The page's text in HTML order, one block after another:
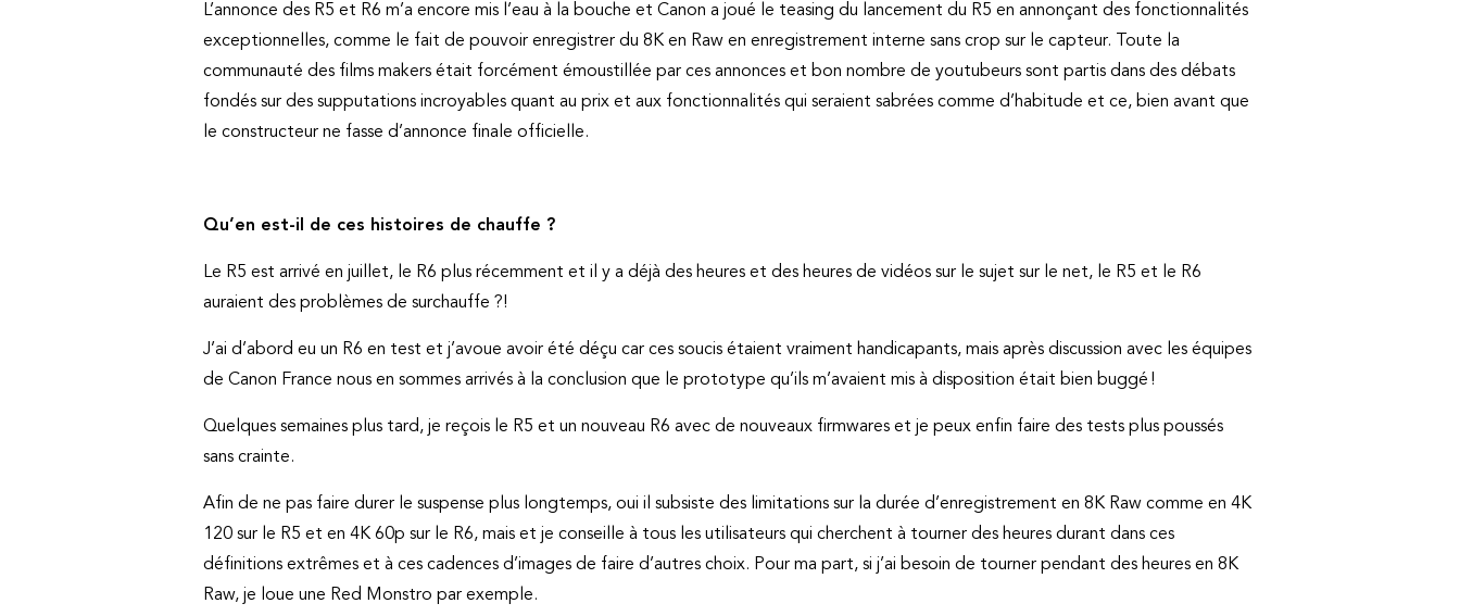
L’annonce des R5 et R6 m’a encore mis l’eau à la bouche et Canon a joué le teasing du lancement du R5 en annonçant des fonctionnalités
exceptionnelles, comme le fait de pouvoir enregistrer du 8K en Raw en enregistrement interne sans crop sur le capteur. Toute la
communauté des films makers était forcément émoustillée par ces annonces et bon nombre de youtubeurs sont partis dans des débats
fondés sur des supputations incroyables quant au prix et aux fonctionnalités qui seraient sabrées comme d’habitude et ce, bien avant que
le constructeur ne fasse d’annonce finale officielle.
Qu’en est-il de ces histoires de chauffe ?
Le R5 est arrivé en juillet, le R6 plus récemment et il y a déjà des heures et des heures de vidéos sur le sujet sur le net, le R5 et le R6
auraient des problèmes de surchauffe ?!
J’ai d’abord eu un R6 en test et j’avoue avoir été déçu car ces soucis étaient vraiment handicapants, mais après discussion avec les équipes
de Canon France nous en sommes arrivés à la conclusion que le prototype qu’ils m’avaient mis à disposition était bien buggé !
Quelques semaines plus tard, je reçois le R5 et un nouveau R6 avec de nouveaux firmwares et je peux enfin faire des tests plus poussés
sans crainte.
Afin de ne pas faire durer le suspense plus longtemps, oui il subsiste des limitations sur la durée d’enregistrement en 8K Raw comme en 4K
120 sur le R5 et en 4K 60p sur le R6, mais et je conseille à tous les utilisateurs qui cherchent à tourner des heures durant dans ces
définitions extrêmes et à ces cadences d’images de faire d’autres choix. Pour ma part, si j’ai besoin de tourner pendant des heures en 8K
Raw, je loue une Red Monstro par exemple.